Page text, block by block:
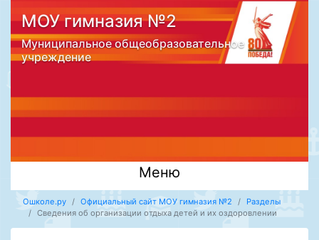
МОУ гимназия №2
Муниципальное общеобразовательное
учреждение
Меню
Ошколе.ру Официальный сайт МОУ гимназия №2
Разделы
Сведения об организации отдыха детей и их оздоровлении